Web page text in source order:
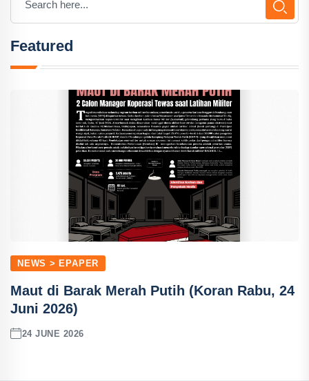
Featured
NEWS > EPAPER
Maut di Barak Merah Putih (Koran Rabu, 24
Juni 2026)
24 JUNE 2026